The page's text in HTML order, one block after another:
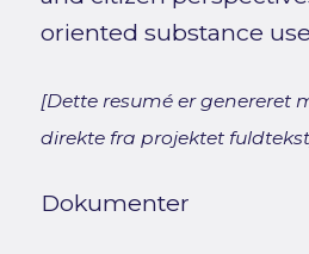
oriented substance
[Dette resumé er genereret
direkte fra projektet
Dokumenter